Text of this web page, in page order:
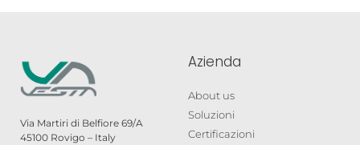
Via Martiri di Belfiore 69/A
45100 Rovigo – Italy
Azienda
About us
Soluzioni
Certificazioni